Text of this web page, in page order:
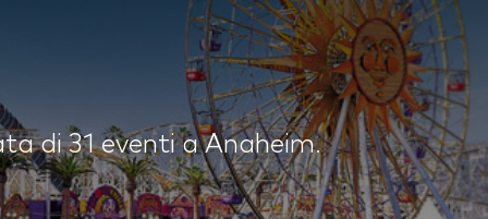
di 31 eventi a Anaheim.